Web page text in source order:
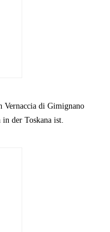
Vernaccia di Gimignano
der Toskana ist.